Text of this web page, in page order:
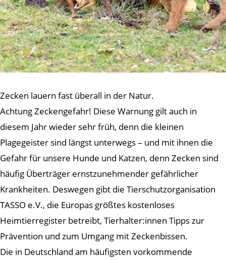
Zecken lauern fast überall in der Natur.
Achtung Zeckengefahr! Diese Warnung gilt auch in
diesem Jahr wieder sehr früh, denn die kleinen
Plagegeister sind längst unterwegs – und mit ihnen die
Gefahr für unsere Hunde und Katzen, denn Zecken sind
häufig Überträger ernstzunehmender gefährlicher
Krankheiten. Deswegen gibt die Tierschutzorganisation
TASSO e.V., die Europas größtes kostenloses
Heimtierregister betreibt, Tierhalter:innen Tipps zur
Prävention und zum Umgang mit Zeckenbissen.
Die in Deutschland am häufigsten vorkommende